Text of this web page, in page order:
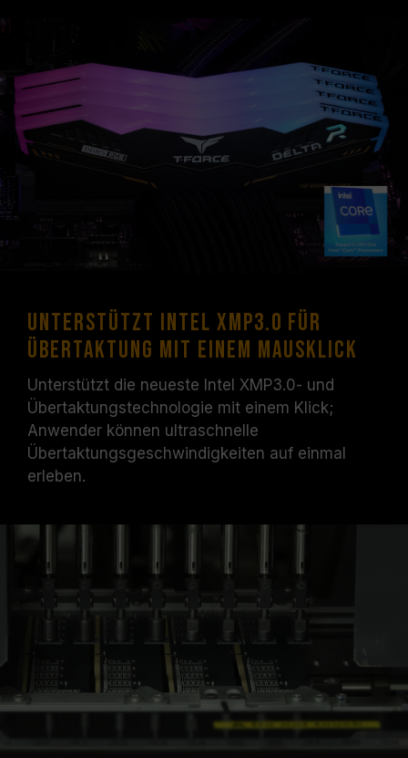
Unterstützt Intel XMP3.0 für
Übertaktung mit einem Mausklick
Unterstützt die neueste Intel XMP3.0- und
Übertaktungstechnologie mit einem Klick;
Anwender können ultraschnelle
Übertaktungsgeschwindigkeiten auf einmal
erleben.